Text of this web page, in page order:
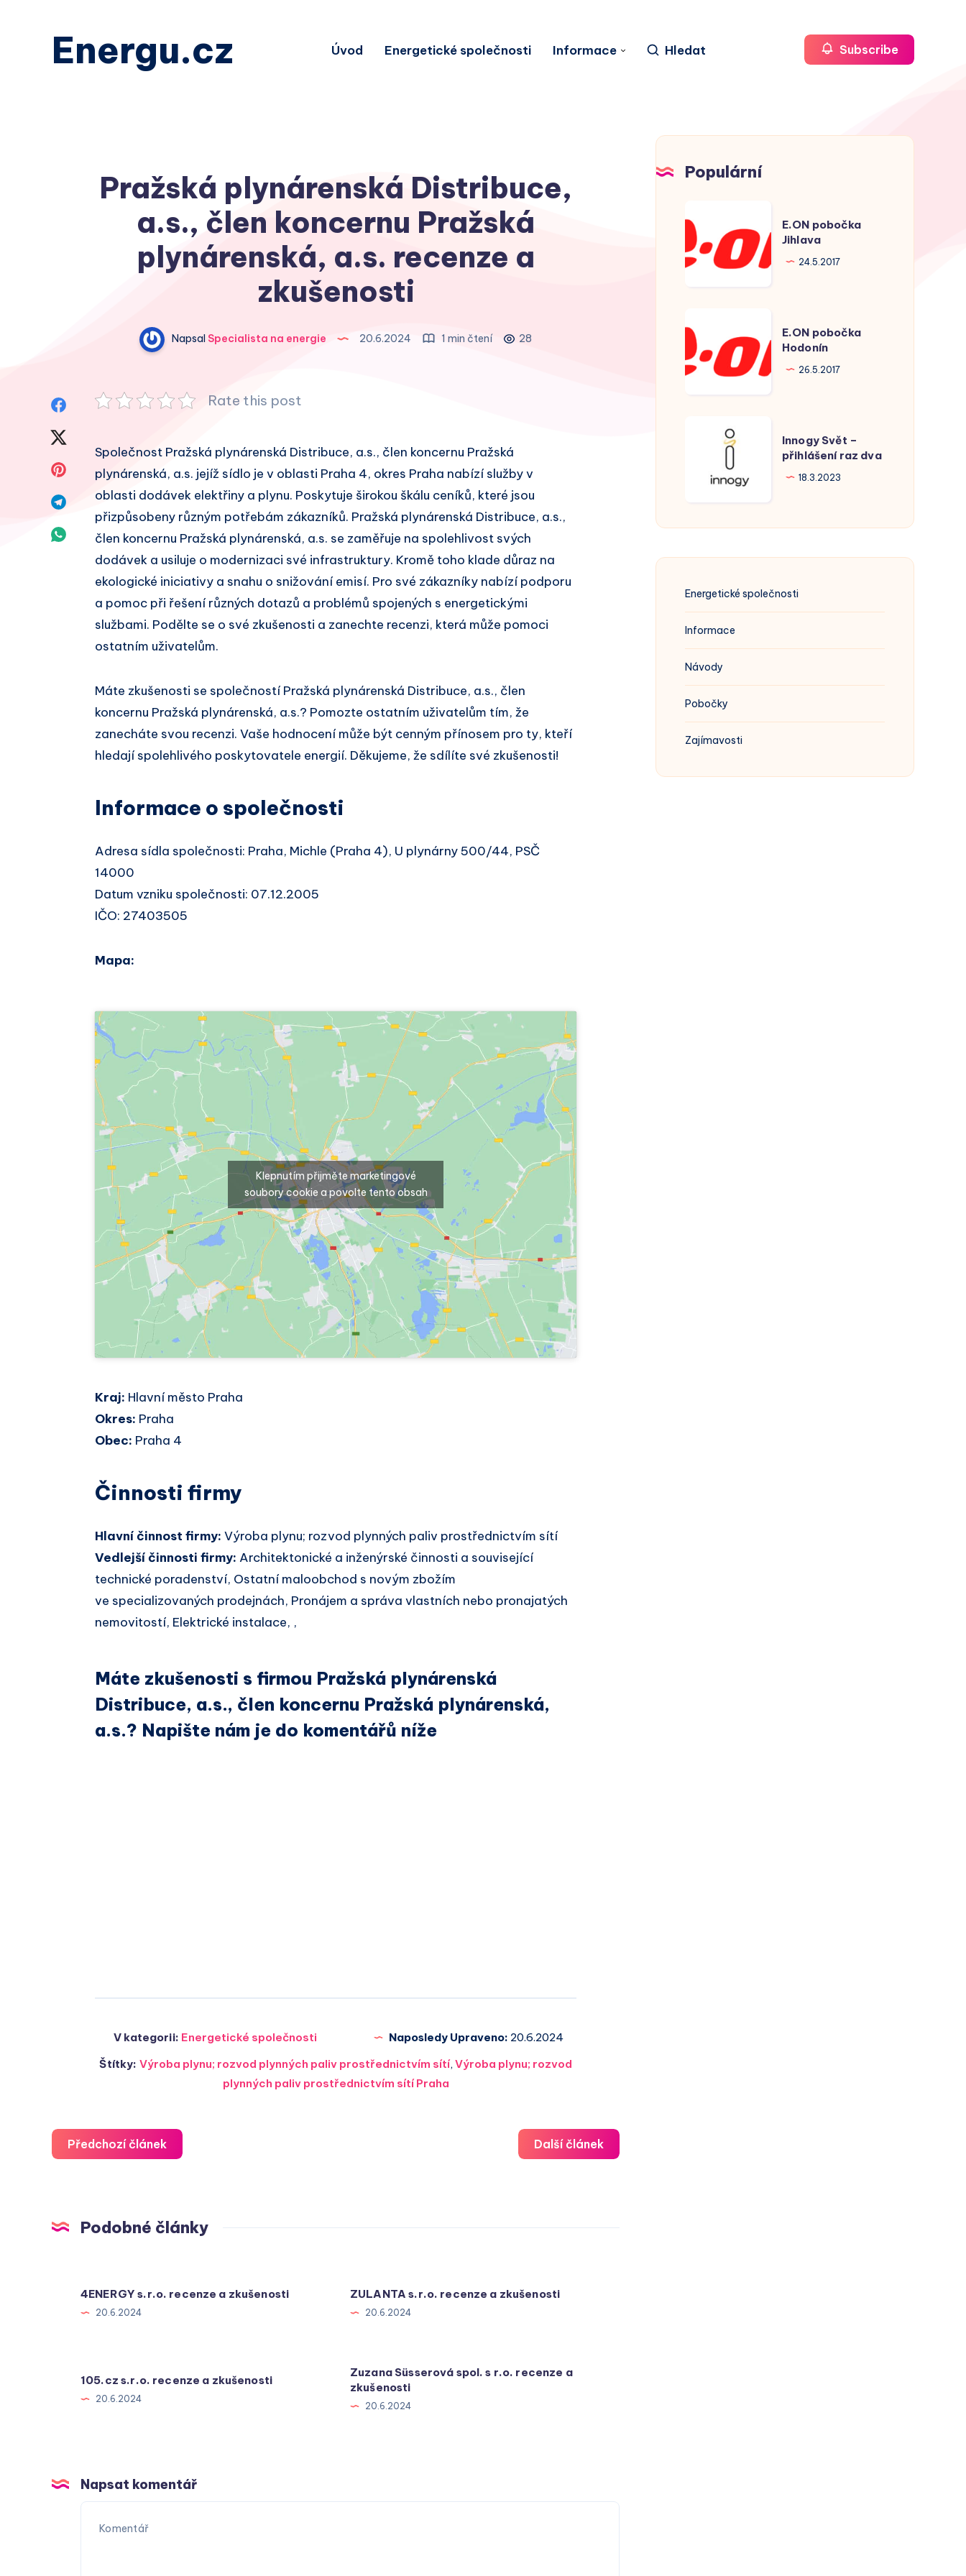
Energu.cz Úvod Energetické společnosti Informace Hledat Subscribe
Pražská plynárenská Distribuce,
a.s., člen koncernu Pražská
plynárenská, a.s. recenze a
zkušenosti
Napsal Specialista na energie 20.6.2024 1 min čtení 28
Sdílet
Facebook
Twitter
Sdílet
Pinterest
Sdílet
Telegram
Sdílet
Whatsapp
Rate this post
Společnost Pražská plynárenská Distribuce, a.s., člen koncernu Pražská
plynárenská, a.s. jejíž sídlo je v oblasti Praha 4, okres Praha nabízí služby v
oblasti dodávek elektřiny a plynu. Poskytuje širokou škálu ceníků, které jsou
přizpůsobeny různým potřebám zákazníků. Pražská plynárenská Distribuce, a.s.,
člen koncernu Pražská plynárenská, a.s. se zaměřuje na spolehlivost svých
dodávek a usiluje o modernizaci své infrastruktury. Kromě toho klade důraz na
ekologické iniciativy a snahu o snižování emisí. Pro své zákazníky nabízí podporu
a pomoc při řešení různých dotazů a problémů spojených s energetickými
službami. Podělte se o své zkušenosti a zanechte recenzi, která může pomoci
ostatním uživatelům.
Máte zkušenosti se společností Pražská plynárenská Distribuce, a.s., člen
koncernu Pražská plynárenská, a.s.? Pomozte ostatním uživatelům tím, že
zanecháte svou recenzi. Vaše hodnocení může být cenným přínosem pro ty, kteří
hledají spolehlivého poskytovatele energií. Děkujeme, že sdílíte své zkušenosti!
Informace o společnosti
Adresa sídla společnosti: Praha, Michle (Praha 4), U plynárny 500/44, PSČ
14000
Datum vzniku společnosti: 07.12.2005
IČO: 27403505
Mapa:
Klepnutím přijměte marketingové
soubory cookie a povolte tento obsah
Kraj: Hlavní město Praha
Okres: Praha
Obec: Praha 4
Činnosti firmy
Hlavní činnost firmy: Výroba plynu; rozvod plynných paliv prostřednictvím sítí
Vedlejší činnosti firmy: Architektonické a inženýrské činnosti a související
technické poradenství, Ostatní maloobchod s novým zbožím
ve specializovaných prodejnách, Pronájem a správa vlastních nebo pronajatých
nemovitostí, Elektrické instalace, ,
Máte zkušenosti s firmou Pražská plynárenská
Distribuce, a.s., člen koncernu Pražská plynárenská,
a.s.? Napište nám je do komentářů níže
V kategorii: Energetické společnosti Naposledy Upraveno: 20.6.2024
Štítky: Výroba plynu; rozvod plynných paliv prostřednictvím sítí, Výroba plynu; rozvod
plynných paliv prostřednictvím sítí Praha
Předchozí článek Další článek
Podobné články
4ENERGY s.r.o. recenze a zkušenosti
20.6.2024
ZULANTA s.r.o. recenze a zkušenosti
20.6.2024
105.cz s.r.o. recenze a zkušenosti
20.6.2024
Zuzana Süsserová spol. s r.o. recenze a
zkušenosti
20.6.2024
Napsat komentář
Populární
pobočka
Jihlava
E.ON pobočka
Jihlava
24.5.2017
pobočka
Hodonín
E.ON pobočka
Hodonín
26.5.2017
přihlášení
dva
Innogy Svět –
přihlášení raz dva
18.3.2023
Energetické společnosti
Informace
Návody
Pobočky
Zajímavosti